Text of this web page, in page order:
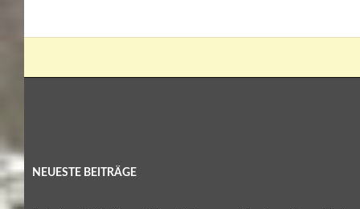
NEUESTE BEITRÄGE